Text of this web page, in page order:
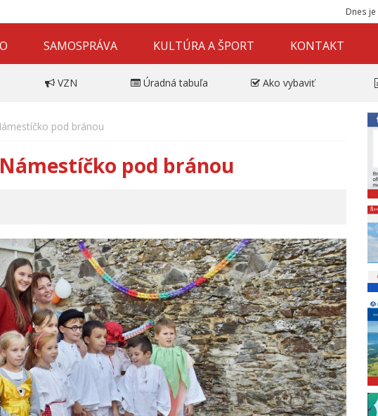
Dnes je
SAMOSPRÁVA KULTÚRA A ŠPORT KONTAKT
VZN Úradná tabuľa Ako vybaviť
pod bránou
pod bránou